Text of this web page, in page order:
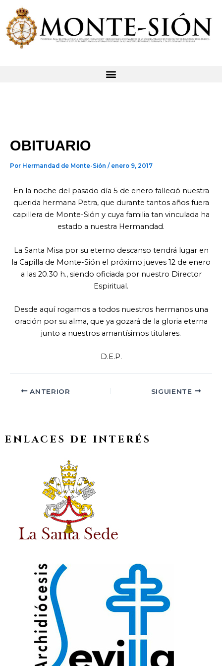
contenido
OBITUARIO
Por Hermandad de Monte-Sión / enero 9, 2017
En la noche del pasado día 5 de enero falleció nuestra
querida hermana Petra, que durante tantos años fuera
capillera de Monte-Sión y cuya familia tan vinculada ha
estado a nuestra Hermandad.
La Santa Misa por su eterno descanso tendrá lugar en
la Capilla de Monte-Sión el próximo jueves 12 de enero
a las 20.30 h., siendo oficiada por nuestro Director
Espiritual.
Desde aquí rogamos a todos nuestros hermanos una
oración por su alma, que ya gozará de la gloria eterna
junto a nuestros amantísimos titulares.
D.E.P.
ANTERIOR SIGUIENTE
ENLACES DE INTERÉS